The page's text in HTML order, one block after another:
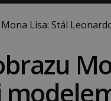
Lisa: Stál